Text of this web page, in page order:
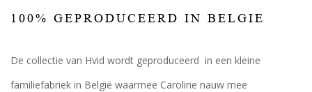
100% GEPRODUCEERD IN BELGIE
De collectie van Hvid wordt geproduceerd in een kleine
familiefabriek in België waarmee Caroline nauw mee